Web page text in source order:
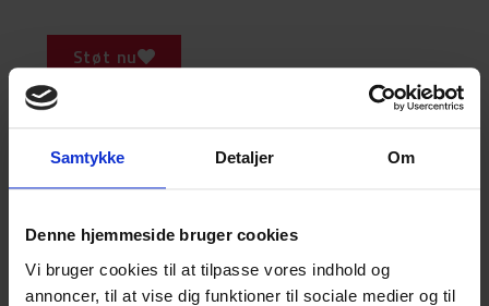
Samtykke Detaljer Om
Denne hjemmeside bruger cookies
Vi bruger cookies til at tilpasse vores indhold og
annoncer, til at vise dig funktioner til sociale medier og til
Støt nu